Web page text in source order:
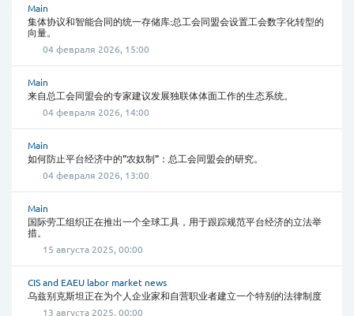
Main
集体协议和智能合同的统一存储库:总工会同盟会设置工会数字化转型的
向量。
04 февраля 2026, 15:00
Main
来自总工会同盟会的专家建议发展独联体体面工作的生态系统。
04 февраля 2026, 14:00
Main
如何防止平台经济中的"农奴制"：总工会同盟会的研究。
04 февраля 2026, 13:00
Main
国际劳工组织正在推出一个全球工具，用于跟踪规范平台经济的立法举
措。
15 августа 2025, 00:00
CIS and EAEU labor market news
乌兹别克斯坦正在为个人企业家和自营职业者建立一个特别的法律制度
13 августа 2025, 00:00